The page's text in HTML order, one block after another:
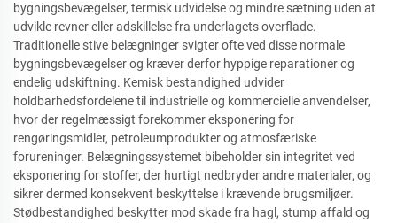
bygningsbevægelser, termisk udvidelse og mindre sætning uden at
udvikle revner eller adskillelse fra underlagets overflade.
Traditionelle stive belægninger svigter ofte ved disse normale
bygningsbevægelser og kræver derfor hyppige reparationer og
endelig udskiftning. Kemisk bestandighed udvider
holdbarhedsfordelene til industrielle og kommercielle anvendelser,
hvor der regelmæssigt forekommer eksponering for
rengøringsmidler, petroleumprodukter og atmosfæriske
forureninger. Belægningssystemet bibeholder sin integritet ved
eksponering for stoffer, der hurtigt nedbryder andre materialer, og
sikrer dermed konsekvent beskyttelse i krævende brugsmiljøer.
Stødbestandighed beskytter mod skade fra hagl, stump affald og